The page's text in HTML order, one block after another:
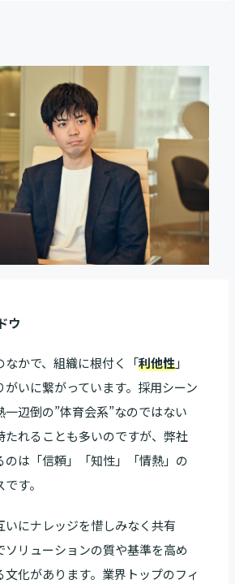
ウ
なかで、組織に根付く「利他性」
がいに繋がっています。採用シーン
一辺倒の”体育会系”なのではない
たれることも多いのですが、弊社
のは「信頼」「知性」「情熱」の
す。
いにナレッジを惜しみなく共有
ソリューションの質や基準を高め
文化があります。業界トップのフィ